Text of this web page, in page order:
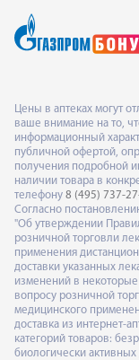
Цены в аптеках могут
ваше внимание на то,
информационный
публичной офертой,
получения подробной
наличии товара в
телефону 8 (495) 737-
Согласно
"Об утверждении
розничной торговли
применения
доставки указанных
изменений в
вопросу розничной
медицинского
доставка из интернет-
категорий товаров:
биологически